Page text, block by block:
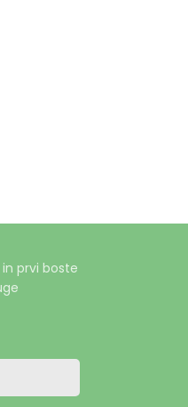
prvi boste